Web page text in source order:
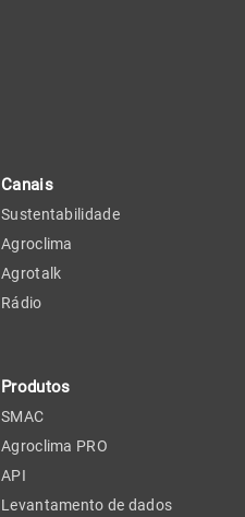
Canais
Sustentabilidade
Agroclima
Agrotalk
Rádio
Produtos
SMAC
Agroclima PRO
API
Levantamento de dados